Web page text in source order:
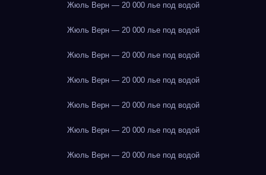
Жюль Верн — 20 000 лье под водой
Жюль Верн — 20 000 лье под водой
Жюль Верн — 20 000 лье под водой
Жюль Верн — 20 000 лье под водой
Жюль Верн — 20 000 лье под водой
Жюль Верн — 20 000 лье под водой
Жюль Верн — 20 000 лье под водой